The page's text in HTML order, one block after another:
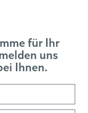
für Ihr
uns
Ihnen.